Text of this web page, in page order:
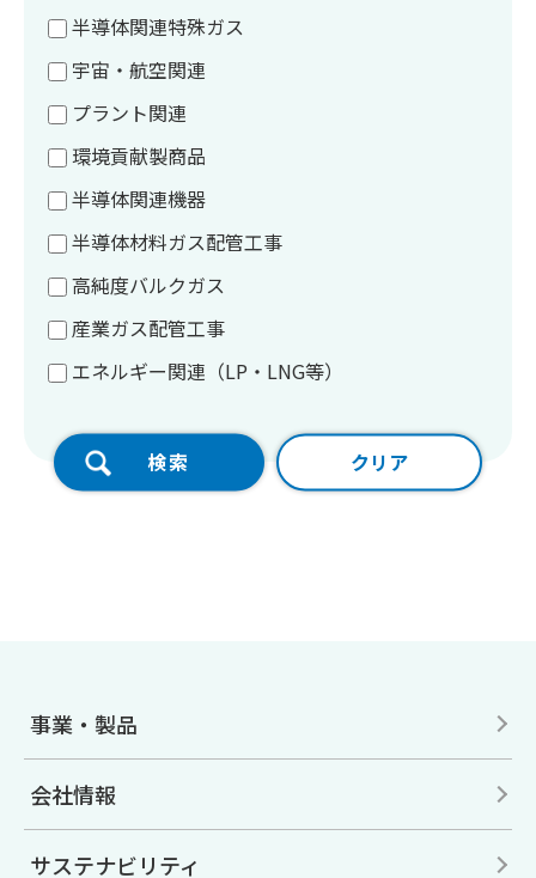
半導体関連特殊ガス
宇宙・航空関連
プラント関連
環境貢献製商品
半導体関連機器
半導体材料ガス配管工事
高純度バルクガス
産業ガス配管工事
エネルギー関連（LP・LNG等）
事業・製品
会社情報
サステナビリティ